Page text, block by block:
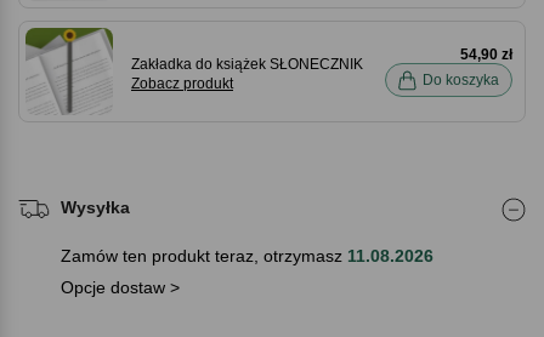
Zakładka do książek SŁONECZNIK
Zobacz produkt
54,90 zł
Do koszyka
Wysyłka
Zamów ten produkt teraz, otrzymasz 11.08.2026
Opcje dostaw >